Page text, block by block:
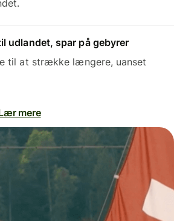
udlandet, spar på gebyrer
til at strække længere, uanset
mere